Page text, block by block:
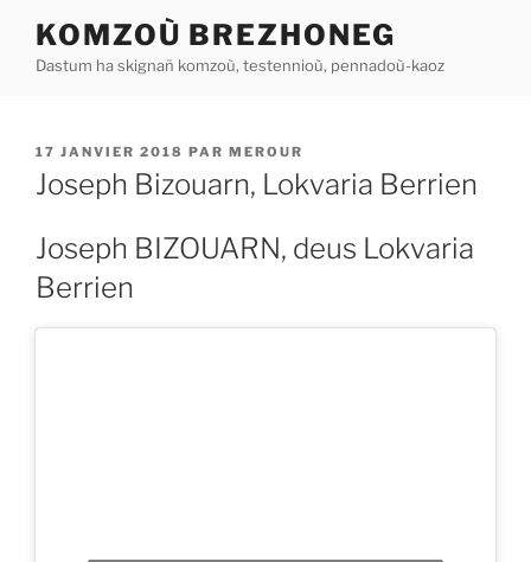
contenu
KOMZOÙ BREZHONEG
Dastum ha skignañ komzoù, testennioù, pennadoù-kaoz
PUBLIÉ
LE
17 JANVIER 2018 PAR MEROUR
Joseph Bizouarn, Lokvaria Berrien
Joseph BIZOUARN, deus Lokvaria
Berrien